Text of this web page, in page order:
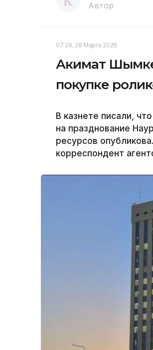
Автор
07:29, 28 Марта 2026
Акимат
покупке
В казнете писали,
на празднование
ресурсов
корреспондент